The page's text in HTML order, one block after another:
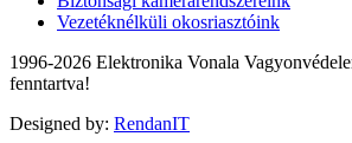
Vezetéknélküli okosriasztóink
1996-2026 Elektronika Vonala
fenntartva!
Designed by: RendanIT